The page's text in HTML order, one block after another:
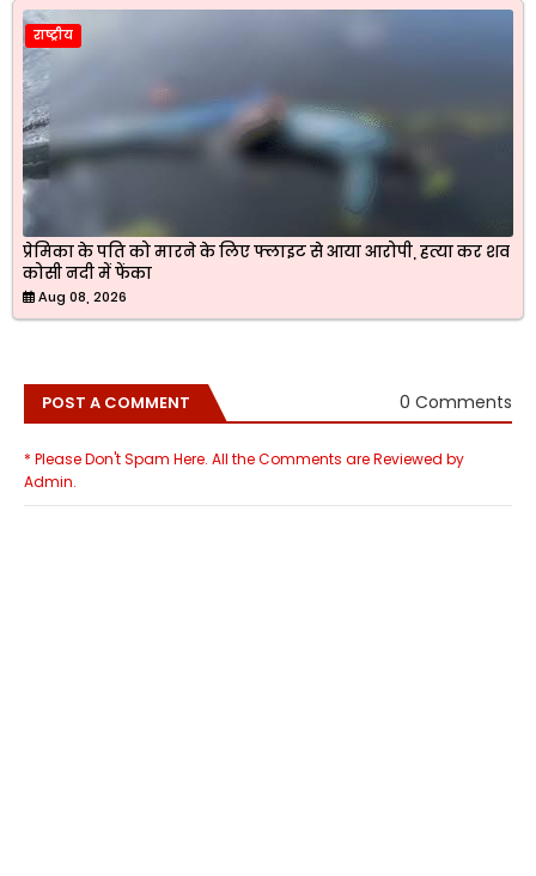
राष्ट्रीय
प्रेमिका के पति को मारने के लिए फ्लाइट से आया आरोपी, हत्या कर शव
कोसी नदी में फेंका
Aug 08, 2026
POST A COMMENT 0 Comments
* Please Don't Spam Here. All the Comments are Reviewed by
Admin.